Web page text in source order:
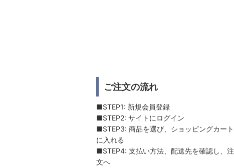
ご注文の流れ
■STEP1: 新規会員登録
■STEP2: サイトにログイン
■STEP3: 商品を選び、ショッピングカート
に入れる
■STEP4: 支払い方法、配送先を確認し、注
文へ